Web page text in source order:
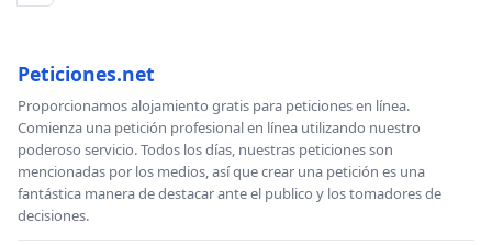
Peticiones.net
Proporcionamos alojamiento gratis para peticiones en línea.
Comienza una petición profesional en línea utilizando nuestro
poderoso servicio. Todos los días, nuestras peticiones son
mencionadas por los medios, así que crear una petición es una
fantástica manera de destacar ante el publico y los tomadores de
decisiones.